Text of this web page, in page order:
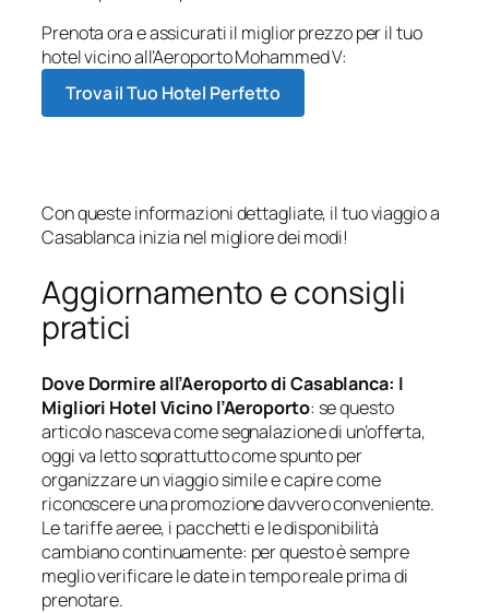
Prenota ora e assicurati il miglior prezzo per il tuo
hotel vicino all’Aeroporto Mohammed V:
Trova il Tuo Hotel Perfetto
Con queste informazioni dettagliate, il tuo viaggio a
Casablanca inizia nel migliore dei modi!
Aggiornamento e consigli
pratici
Dove Dormire all’Aeroporto di Casablanca: I
Migliori Hotel Vicino l’Aeroporto: se questo
articolo nasceva come segnalazione di un’offerta,
oggi va letto soprattutto come spunto per
organizzare un viaggio simile e capire come
riconoscere una promozione davvero conveniente.
Le tariffe aeree, i pacchetti e le disponibilità
cambiano continuamente: per questo è sempre
meglio verificare le date in tempo reale prima di
prenotare.